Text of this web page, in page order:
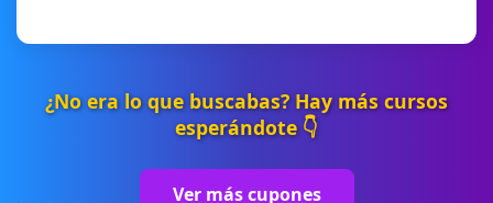
¿No era lo que buscabas? Hay más cursos
esperándote 👇
Ver más cupones